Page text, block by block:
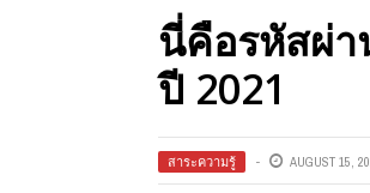
นี่คือรหัสผ่
ปี 2021
สาระความรู้ AUGUST 15,